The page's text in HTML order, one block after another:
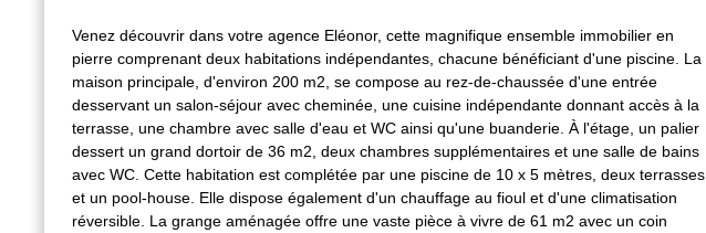
Venez découvrir dans votre agence Eléonor, cette magnifique ensemble immobilier en
pierre comprenant deux habitations indépendantes, chacune bénéficiant d'une piscine. La
maison principale, d'environ 200 m2, se compose au rez-de-chaussée d'une entrée
desservant un salon-séjour avec cheminée, une cuisine indépendante donnant accès à la
terrasse, une chambre avec salle d'eau et WC ainsi qu'une buanderie. À l'étage, un palier
dessert un grand dortoir de 36 m2, deux chambres supplémentaires et une salle de bains
avec WC. Cette habitation est complétée par une piscine de 10 x 5 mètres, deux terrasses
et un pool-house. Elle dispose également d'un chauffage au fioul et d'une climatisation
réversible. La grange aménagée offre une vaste pièce à vivre de 61 m2 avec un coin